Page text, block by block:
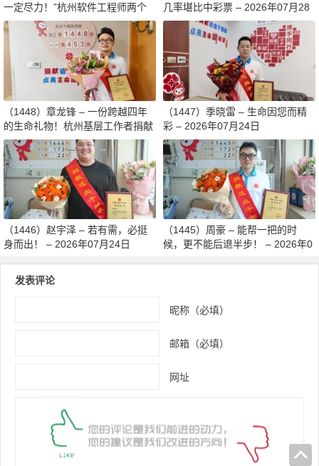
一定尽力！”杭州软件工程师两个
月减重13斤赴生命之约 – 2026年0
8月03日
几率堪比中彩票 – 2026年07月28
日
（1448）章龙锋 – 一份跨越四年
的生命礼物！杭州基层工作者捐献
造血干细胞传递希望 – 2026年07
月27日
（1447）季晓雷 – 生命因您而精
彩 – 2026年07月24日
（1446）赵宇泽 – 若有需，必挺
身而出！ – 2026年07月24日
（1445）周豪 – 能帮一把的时
候，更不能后退半步！ – 2026年0
发表评论
昵称（必填）
邮箱（必填）
网址